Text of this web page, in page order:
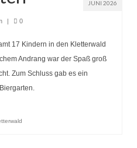
JUNI 2026
0
17 Kindern in den Kletterwald
Andrang war der Spaß groß
Zum Schluss gab es ein